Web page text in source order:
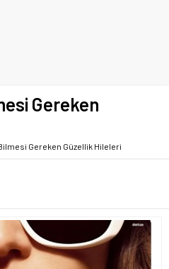
Gereken
Bilmesi Gereken Güzellik Hileleri